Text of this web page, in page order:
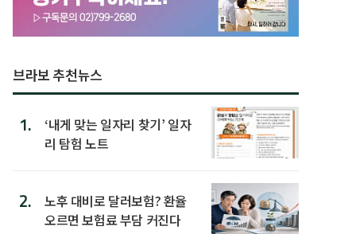
브라보 추천뉴스
1.
‘내게 맞는 일자리 찾기’ 일자
리 탐험 노트
2.
노후 대비로 달러보험? 환율
오르면 보험료 부담 커진다